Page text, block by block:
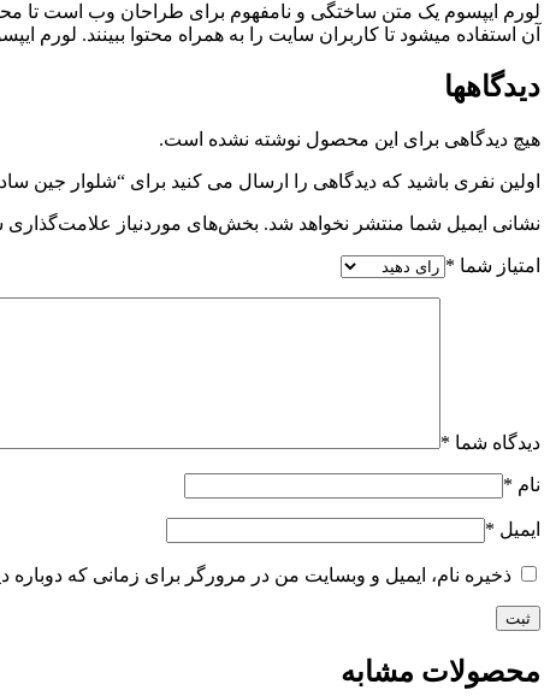
لورم ایپسوم یک متن ساختگی و نامفهوم برای طراحان وب است تا
آن استفاده میشود تا کاربران سایت را به همراه محتوا ببینند. لورم
دیدگاهها
هیچ دیدگاهی برای این محصول نوشته نشده است.
اولین نفری باشید که دیدگاهی را ارسال می کنید برای “شلوار جین
نشانی ایمیل شما منتشر نخواهد شد. بخش‌های موردنیاز علامت‌گذاری
امتیاز شما *
دیدگاه شما *
نام *
ایمیل *
ذخیره نام، ایمیل و وبسایت من در مرورگر برای زمانی که دوباره
محصولات مشابه